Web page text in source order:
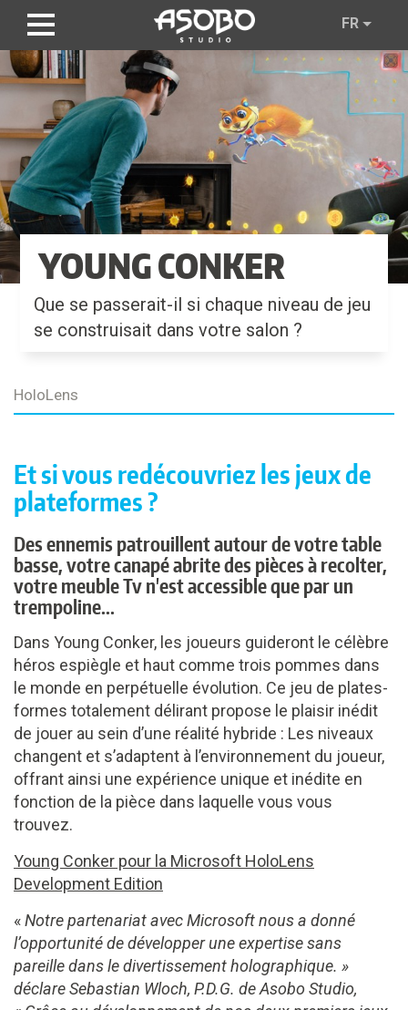
Aller
contenu
principal
FR
YOUNG CONKER
Que se passerait-il si chaque niveau de jeu
se construisait dans votre salon ?
HoloLens
Et si vous redécouvriez les jeux de
plateformes ?
Des ennemis patrouillent autour de votre table
basse, votre canapé abrite des pièces à recolter,
votre meuble Tv n'est accessible que par un
trempoline...
Dans Young Conker, les joueurs guideront le célèbre
héros espiègle et haut comme trois pommes dans
le monde en perpétuelle évolution. Ce jeu de plates-
formes totalement délirant propose le plaisir inédit
de jouer au sein d’une réalité hybride : Les niveaux
changent et s’adaptent à l’environnement du joueur,
offrant ainsi une expérience unique et inédite en
fonction de la pièce dans laquelle vous vous
trouvez.
Young Conker pour la Microsoft HoloLens
Development Edition
«Notre partenariat avec Microsoft nous a donné
l’opportunité de développer une expertise sans
pareille dans le divertissement holographique. »
déclare Sebastian Wloch, P.D.G. de Asobo Studio,